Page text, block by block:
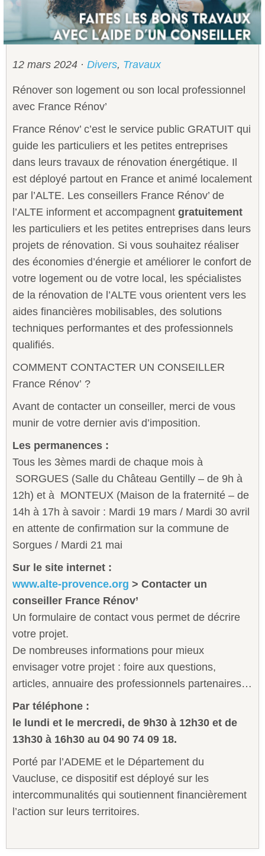
Sécurité civile
Sécurité publique
12 mars 2024 · Divers, Travaux
Rénover son logement ou son local professionnel
avec France Rénov’
France Rénov’ c’est le service public GRATUIT qui
guide les particuliers et les petites entreprises
dans leurs travaux de rénovation énergétique. Il
est déployé partout en France et animé localement
par l’ALTE. Les conseillers France Rénov’ de
l’ALTE informent et accompagnent gratuitement
les particuliers et les petites entreprises dans leurs
projets de rénovation. Si vous souhaitez réaliser
des économies d’énergie et améliorer le confort de
votre logement ou de votre local, les spécialistes
de la rénovation de l’ALTE vous orientent vers les
aides financières mobilisables, des solutions
techniques performantes et des professionnels
qualifiés.
COMMENT CONTACTER UN CONSEILLER
France Rénov’ ?
Avant de contacter un conseiller, merci de vous
munir de votre dernier avis d’imposition.
Les permanences :
Tous les 3èmes mardi de chaque mois à
SORGUES (Salle du Château Gentilly – de 9h à
12h) et à MONTEUX (Maison de la fraternité – de
14h à 17h à savoir : Mardi 19 mars / Mardi 30 avril
en attente de confirmation sur la commune de
Sorgues / Mardi 21 mai
Sur le site internet :
www.alte-provence.org > Contacter un
conseiller France Rénov’
Un formulaire de contact vous permet de décrire
votre projet.
De nombreuses informations pour mieux
envisager votre projet : foire aux questions,
articles, annuaire des professionnels partenaires…
Par téléphone :
le lundi et le mercredi, de 9h30 à 12h30 et de
13h30 à 16h30 au 04 90 74 09 18.
Porté par l’ADEME et le Département du
Vaucluse, ce dispositif est déployé sur les
intercommunalités qui soutiennent financièrement
l’action sur leurs territoires.